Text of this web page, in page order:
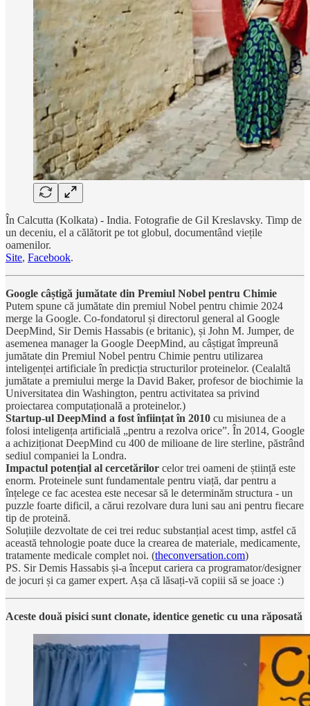
În Calcutta (Kolkata) - India. Fotografie de Gil Kreslavsky. Timp de
un deceniu, el a călătorit pe tot globul, documentând viețile
oamenilor.
Site, Facebook.
Google câștigă jumătate din Premiul Nobel pentru Chimie
Putem spune că jumătate din premiul Nobel pentru chimie 2024
merge la Google. Co-fondatorul și directorul general al Google
DeepMind, Sir Demis Hassabis (e britanic), și John M. Jumper, de
asemenea manager la Google DeepMind, au câștigat împreună
jumătate din Premiul Nobel pentru Chimie pentru utilizarea
inteligenței artificiale în predicția structurilor proteinelor. (Cealaltă
jumătate a premiului merge la David Baker, profesor de biochimie la
Universitatea din Washington, pentru activitatea sa privind
proiectarea computațională a proteinelor.)
Startup-ul DeepMind a fost înființat în 2010 cu misiunea de a
folosi inteligența artificială „pentru a rezolva orice”. În 2014, Google
a achiziționat DeepMind cu 400 de milioane de lire sterline, păstrând
sediul companiei la Londra.
Impactul potențial al cercetărilor celor trei oameni de știință este
enorm. Proteinele sunt fundamentale pentru viață, dar pentru a
înțelege ce fac acestea este necesar să le determinăm structura - un
puzzle foarte dificil, a cărui rezolvare dura luni sau ani pentru fiecare
tip de proteină.
Soluțiile dezvoltate de cei trei reduc substanțial acest timp, astfel că
această tehnologie poate duce la crearea de materiale, medicamente,
tratamente medicale complet noi. (theconversation.com)
PS. Sir Demis Hassabis și-a început cariera ca programator/designer
de jocuri și ca gamer expert. Așa că lăsați-vă copiii să se joace :)
Aceste două pisici sunt clonate, identice genetic cu una răposată